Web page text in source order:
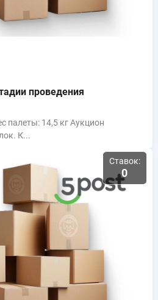
проведения
палеты: 14,5 кг Аукцион
К...
Ставок:
0